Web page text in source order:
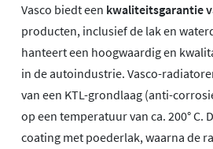
Vasco biedt een kwaliteitsgarantie
producten, inclusief de lak en
hanteert een hoogwaardig en
in de autoindustrie. Vasco-
van een KTL-grondlaag (anti-
op een temperatuur van ca. 200° C.
coating met poederlak, waarna de